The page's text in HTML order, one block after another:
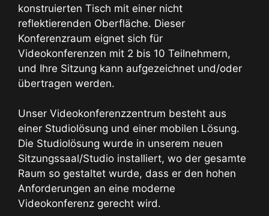
konstruierten Tisch mit einer nicht
reflektierenden Oberfläche. Dieser
Konferenzraum eignet sich für
Videokonferenzen mit 2 bis 10 Teilnehmern,
und Ihre Sitzung kann aufgezeichnet und/oder
übertragen werden.
Unser Videokonferenzzentrum besteht aus
einer Studiolösung und einer mobilen Lösung.
Die Studiolösung wurde in unserem neuen
Sitzungssaal/Studio installiert, wo der gesamte
Raum so gestaltet wurde, dass er den hohen
Anforderungen an eine moderne
Videokonferenz gerecht wird.